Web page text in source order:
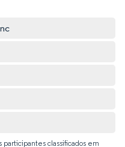
classificados em